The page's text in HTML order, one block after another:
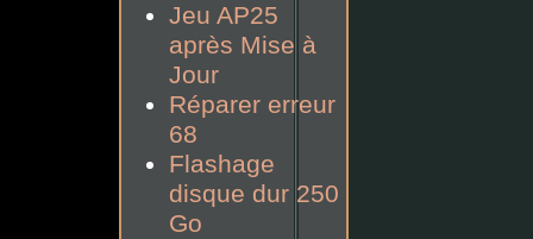
Jeu AP25
après Mise à
Jour
Réparer erreur
68
Flashage
disque dur 250
Go